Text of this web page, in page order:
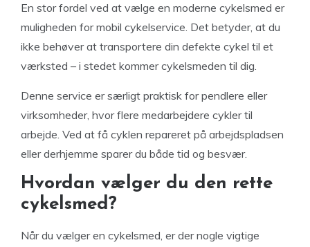
En stor fordel ved at vælge en moderne cykelsmed er
muligheden for mobil cykelservice. Det betyder, at du
ikke behøver at transportere din defekte cykel til et
værksted – i stedet kommer cykelsmeden til dig.
Denne service er særligt praktisk for pendlere eller
virksomheder, hvor flere medarbejdere cykler til
arbejde. Ved at få cyklen repareret på arbejdspladsen
eller derhjemme sparer du både tid og besvær.
Hvordan vælger du den rette
cykelsmed?
Når du vælger en cykelsmed, er der nogle vigtige